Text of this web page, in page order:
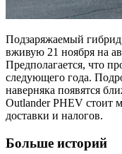
Подзаряжаемый
вживую 21 ноября на
Предполагается, что
следующего года.
наверняка появятся
Outlander PHEV стоит
доставки и налогов.
Больше историй